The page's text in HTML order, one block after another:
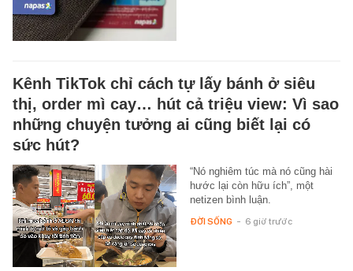
Kênh TikTok chỉ cách tự lấy bánh ở siêu
thị, order mì cay… hút cả triệu view: Vì sao
những chuyện tưởng ai cũng biết lại có
sức hút?
“Nó nghiêm túc mà nó cũng hài
hước lại còn hữu ích”, một
netizen bình luận.
ĐỜI SỐNG - 6 giờ trước